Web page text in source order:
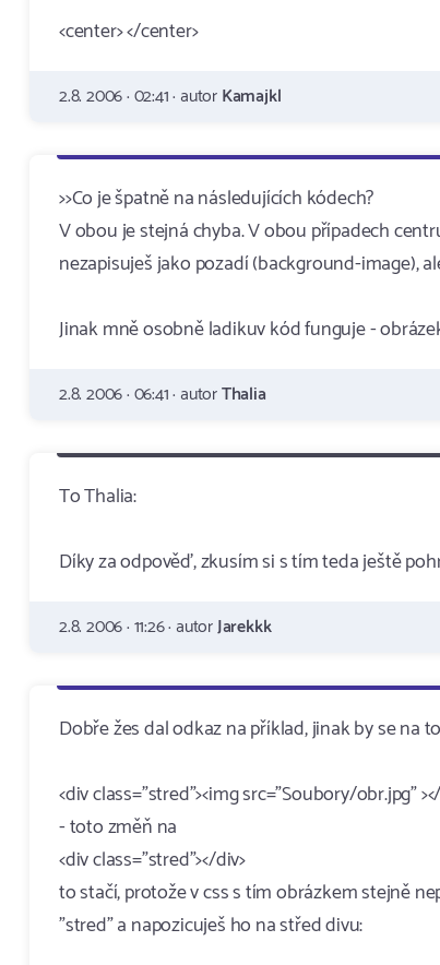
<center> </center>
2.8. 2006 · 02:41 · autorKamajkl
>>Co je špatně na následujících kódech?
V obou je stejná chyba. V obou případech
nezapisuješ jako pozadí (background-image),
Jinak mně osobně ladikuv kód funguje -
2.8. 2006 · 06:41 · autorThalia
To Thalia:
Díky za odpověď, zkusím si s tím teda ještě
2.8. 2006 · 11:26 · autorJarekkk
Dobře žes dal odkaz na příklad, jinak by se na
<div class="stred"><img src="Soubory/obr.jpg"
- toto změň na
<div class="stred"></div>
to stačí, protože v css s tím obrázkem stejně
"stred" a napozicuješ ho na střed divu: